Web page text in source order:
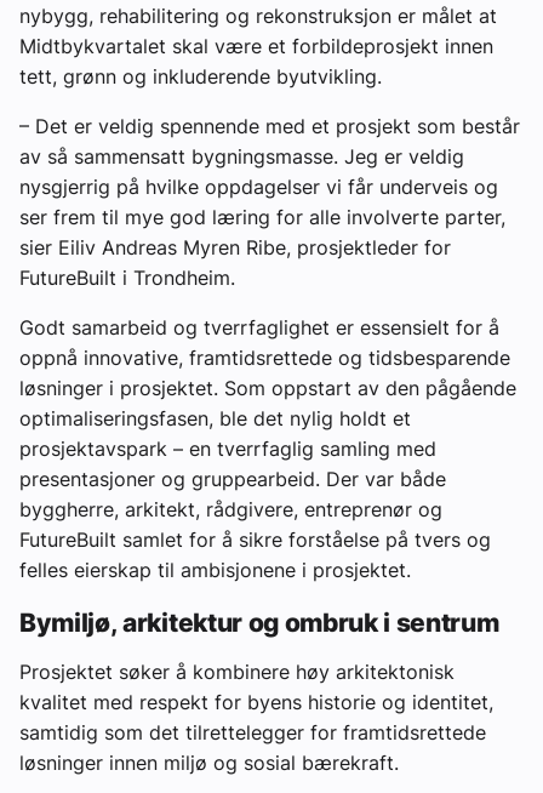
nybygg, rehabilitering og rekonstruksjon er målet at
Midtbykvartalet skal være et forbildeprosjekt innen
tett, grønn og inkluderende byutvikling.
– Det er veldig spennende med et prosjekt som består
av så sammensatt bygningsmasse. Jeg er veldig
nysgjerrig på hvilke oppdagelser vi får underveis og
ser frem til mye god læring for alle involverte parter,
sier Eiliv Andreas Myren Ribe, prosjektleder for
FutureBuilt i Trondheim.
Godt samarbeid og tverrfaglighet er essensielt for å
oppnå innovative, framtidsrettede og tidsbesparende
løsninger i prosjektet. Som oppstart av den pågående
optimaliseringsfasen, ble det nylig holdt et
prosjektavspark – en tverrfaglig samling med
presentasjoner og gruppearbeid. Der var både
byggherre, arkitekt, rådgivere, entreprenør og
FutureBuilt samlet for å sikre forståelse på tvers og
felles eierskap til ambisjonene i prosjektet.
Bymiljø, arkitektur og ombruk i sentrum
Prosjektet søker å kombinere høy arkitektonisk
kvalitet med respekt for byens historie og identitet,
samtidig som det tilrettelegger for framtidsrettede
løsninger innen miljø og sosial bærekraft.